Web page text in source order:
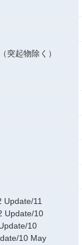
突起物除く）
Update/11
Update/10
10
10 May